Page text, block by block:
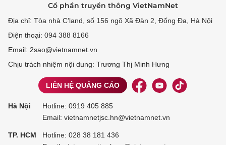
Cổ phần truyền thông VietNamNet
Địa chỉ: Tòa nhà C’land, số 156 ngõ Xã Đàn 2, Đống Đa, Hà Nội
Điện thoại: 094 388 8166
Email: 2sao@vietnamnet.vn
Chịu trách nhiệm nội dung: Trương Thị Minh Hưng
LIÊN HỆ QUẢNG CÁO
Hà Nội Hotline: 0919 405 885
Email: vietnamnetjsc.hn@vietnamnet.vn
TP. HCM Hotline: 028 38 181 436